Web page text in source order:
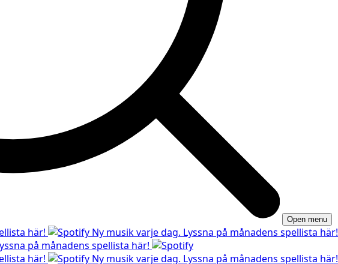
Open menu
här! Ny musik varje dag. Lyssna på månadens spellista här!
på månadens spellista här!
här!
Ny musik varje dag. Lyssna på månadens spellista här!